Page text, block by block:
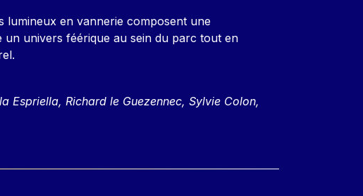
lumineux en vannerie composent une
un univers féérique au sein du parc tout en
Espriella, Richard le Guezennec, Sylvie Colon,